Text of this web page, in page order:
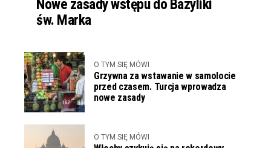
Nowe zasady wstępu do Bazyliki
św. Marka
O TYM SIĘ MÓWI
Grzywna za wstawanie w samolocie
przed czasem. Turcja wprowadza
nowe zasady
O TYM SIĘ MÓWI